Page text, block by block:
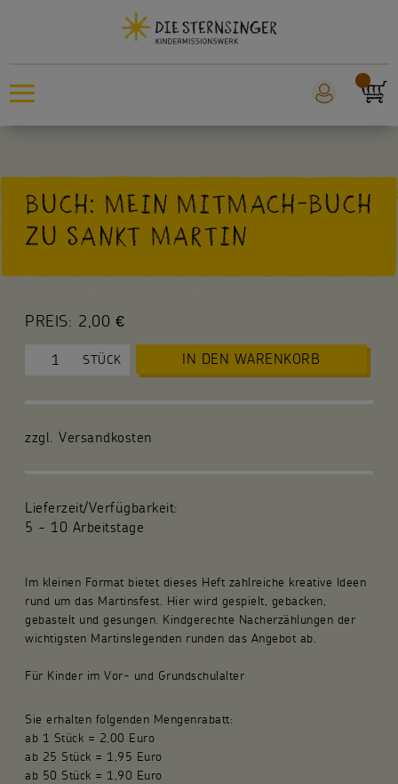
Sankt Martin
Weltmissionstag der Kinder
Über uns
Kunsthandwerk und Geschenke
BUCH: MEIN MITMACH-BUCH
ZU SANKT MARTIN
Im kleinen Format bietet dieses Heft zahlreiche kreative Ideen
rund um das Martinsfest. Hier wird gespielt, gebacken,
gebastelt und gesungen. Kindgerechte Nacherzählungen der
wichtigsten Martinslegenden runden das Angebot ab.
Für Kinder im Vor- und Grundschulalter
Sie erhalten folgenden Mengenrabatt:
ab 1 Stück = 2,00 Euro
ab 25 Stück = 1,95 Euro
ab 50 Stück = 1,90 Euro
PREIS: 2,00 €
STÜCK IN DEN WARENKORB
zzgl. Versandkosten
Lieferzeit/Verfügbarkeit:
5 - 10 Arbeitstage